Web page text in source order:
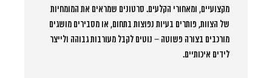
מקצועיים, ומאחורי הקלעים. סרטונים שמראים את המומחיות
של הצוות, פותרים בעיות נפוצות בתחום, או מסבירים מושגים
מורכבים בצורה פשוטה – נוטים לקבל מעורבות גבוהה ולייצר
לידים איכותיים.